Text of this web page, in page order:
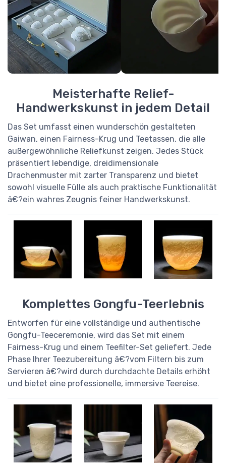
Meisterhafte Relief-
Handwerkskunst in jedem Detail
Das Set umfasst einen wunderschön gestalteten
Gaiwan, einen Fairness-Krug und Teetassen, die alle
außergewöhnliche Reliefkunst zeigen. Jedes Stück
präsentiert lebendige, dreidimensionale
Drachenmuster mit zarter Transparenz und bietet
sowohl visuelle Fülle als auch praktische Funktionalität
â€?ein wahres Zeugnis feiner Handwerkskunst.
Komplettes Gongfu-Teerlebnis
Entworfen für eine vollständige und authentische
Gongfu-Teeceremonie, wird das Set mit einem
Fairness-Krug und einem Teefilter-Set geliefert. Jede
Phase Ihrer Teezubereitung â€?vom Filtern bis zum
Servieren â€?wird durch durchdachte Details erhöht
und bietet eine professionelle, immersive Teereise.